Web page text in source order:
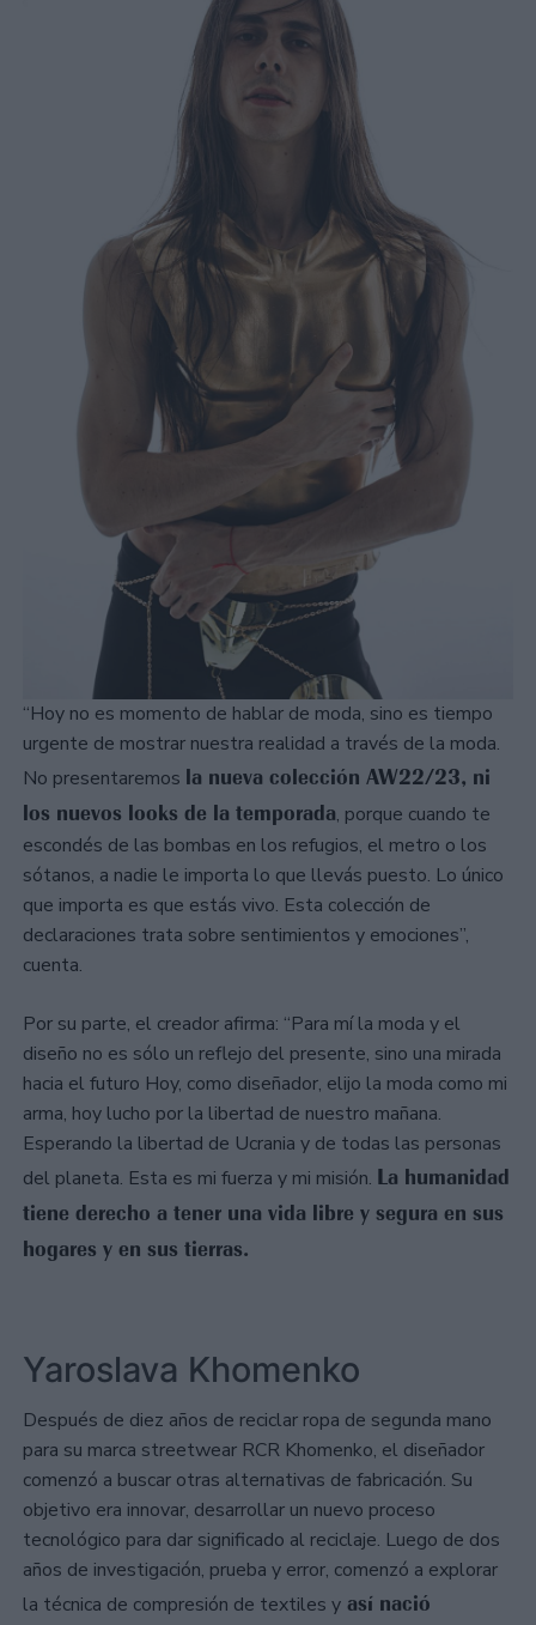
“Hoy no es momento de hablar de moda, sino es tiempo
urgente de mostrar nuestra realidad a través de la moda.
No presentaremos la nueva colección AW22/23, ni
los nuevos looks de la temporada, porque cuando te
escondés de las bombas en los refugios, el metro o los
sótanos, a nadie le importa lo que llevás puesto. Lo único
que importa es que estás vivo. Esta colección de
declaraciones trata sobre sentimientos y emociones”,
cuenta.
Por su parte, el creador afirma: “Para mí la moda y el
diseño no es sólo un reflejo del presente, sino una mirada
hacia el futuro Hoy, como diseñador, elijo la moda como mi
arma, hoy lucho por la libertad de nuestro mañana.
Esperando la libertad de Ucrania y de todas las personas
del planeta. Esta es mi fuerza y mi misión. La humanidad
tiene derecho a tener una vida libre y segura en sus
hogares y en sus tierras.
Yaroslava Khomenko
Después de diez años de reciclar ropa de segunda mano
para su marca streetwear RCR Khomenko, el diseñador
comenzó a buscar otras alternativas de fabricación. Su
objetivo era innovar, desarrollar un nuevo proceso
tecnológico para dar significado al reciclaje. Luego de dos
años de investigación, prueba y error, comenzó a explorar
la técnica de compresión de textiles y así nació